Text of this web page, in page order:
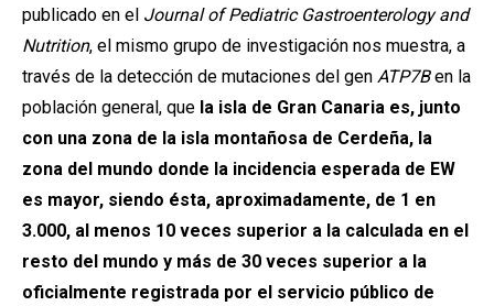
publicado en el Journal of Pediatric Gastroenterology and
Nutrition, el mismo grupo de investigación nos muestra, a
través de la detección de mutaciones del gen ATP7Ben la
población general, que la isla de Gran Canaria es, junto
con una zona de la isla montañosa de Cerdeña, la
zona del mundo donde la incidencia esperada de EW
es mayor, siendo ésta, aproximadamente, de 1 en
3.000, al menos 10 veces superior a la calculada en el
resto del mundo y más de 30 veces superior a la
oficialmente registrada por el servicio público de